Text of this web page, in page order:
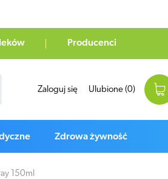
Producenci
Zaloguj się Ulubione (0)
Zdrowa żywność
150ml